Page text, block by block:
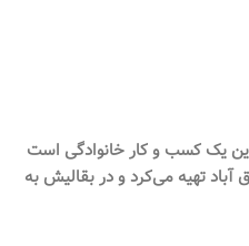
یک کسب و کار خانوادگی است
تهیه می‌کرد و در بقالیش به